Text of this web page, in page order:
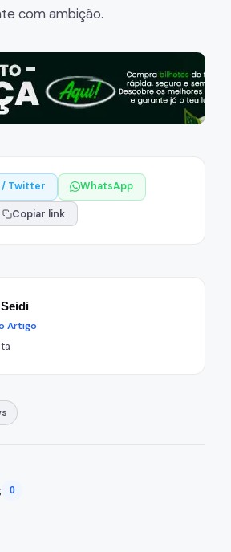
com ambição.
/ Twitter WhatsApp
Copiar link
Artigo
0